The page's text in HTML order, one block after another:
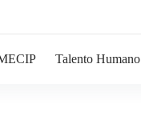
Talento Humano